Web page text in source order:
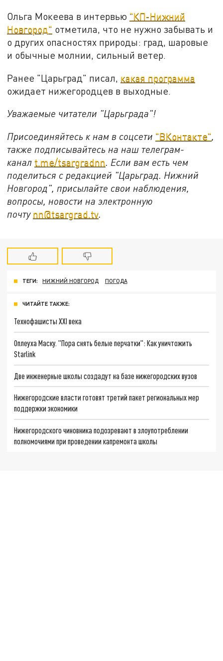
Ольга Мокеева в интервью "КП-Нижний
Новгород" отметила, что не нужно забывать и
о других опасностях природы: град, шаровые
и обычные молнии, сильный ветер.
Ранее "Царьград" писал, какая программа
ожидает нижегородцев в выходные.
Уважаемые читатели "Царьграда"!
Присоединяйтесь к нам в соцсети "ВКонтакте",
также подписывайтесь на наш телеграм-
канал t.me/tsargradnn. Если вам есть чем
поделиться с редакцией "Царьград. Нижний
Новгород", присылайте свои наблюдения,
вопросы, новости на электронную
почту nn@tsargrad.tv.
ТЕГИ: НИЖНИЙ НОВГОРОД ПОГОДА
ЧИТАЙТЕ ТАКЖЕ:
Технофашисты XXI века
Оплеуха Маску. "Пора снять белые перчатки": Как уничтожить
Starlink
Две инженерные школы создадут на базе нижегородских вузов
Нижегородские власти готовят третий пакет региональных мер
поддержки экономики
Нижегородского чиновника подозревают в злоупотреблении
полномочиями при проведении капремонта школы